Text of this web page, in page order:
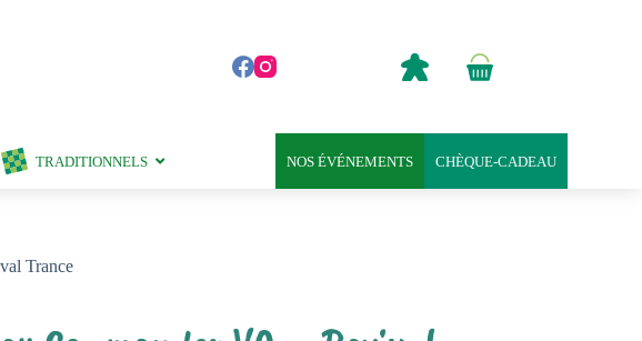
Panier
0,00
TRADITIONNELS CHÈQUE-CADEAU
NOS ÉVÉNEMENTS
Trance